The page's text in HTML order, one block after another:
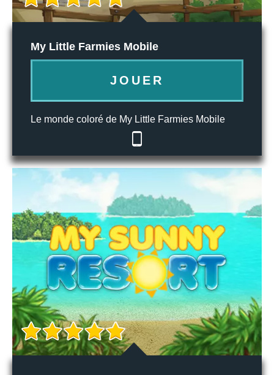
My Little Farmies Mobile
JOUER
Le monde coloré de My Little Farmies Mobile